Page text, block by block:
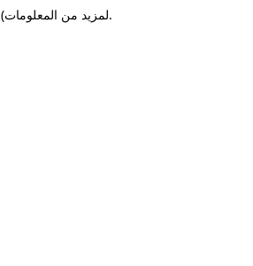
لمزيد من المعلومات).